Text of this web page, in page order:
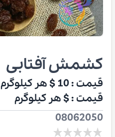
کشمش آفتابی
قیمت :
هر کیلوگرم
قیمت :$هر کیلوگرم
08062050